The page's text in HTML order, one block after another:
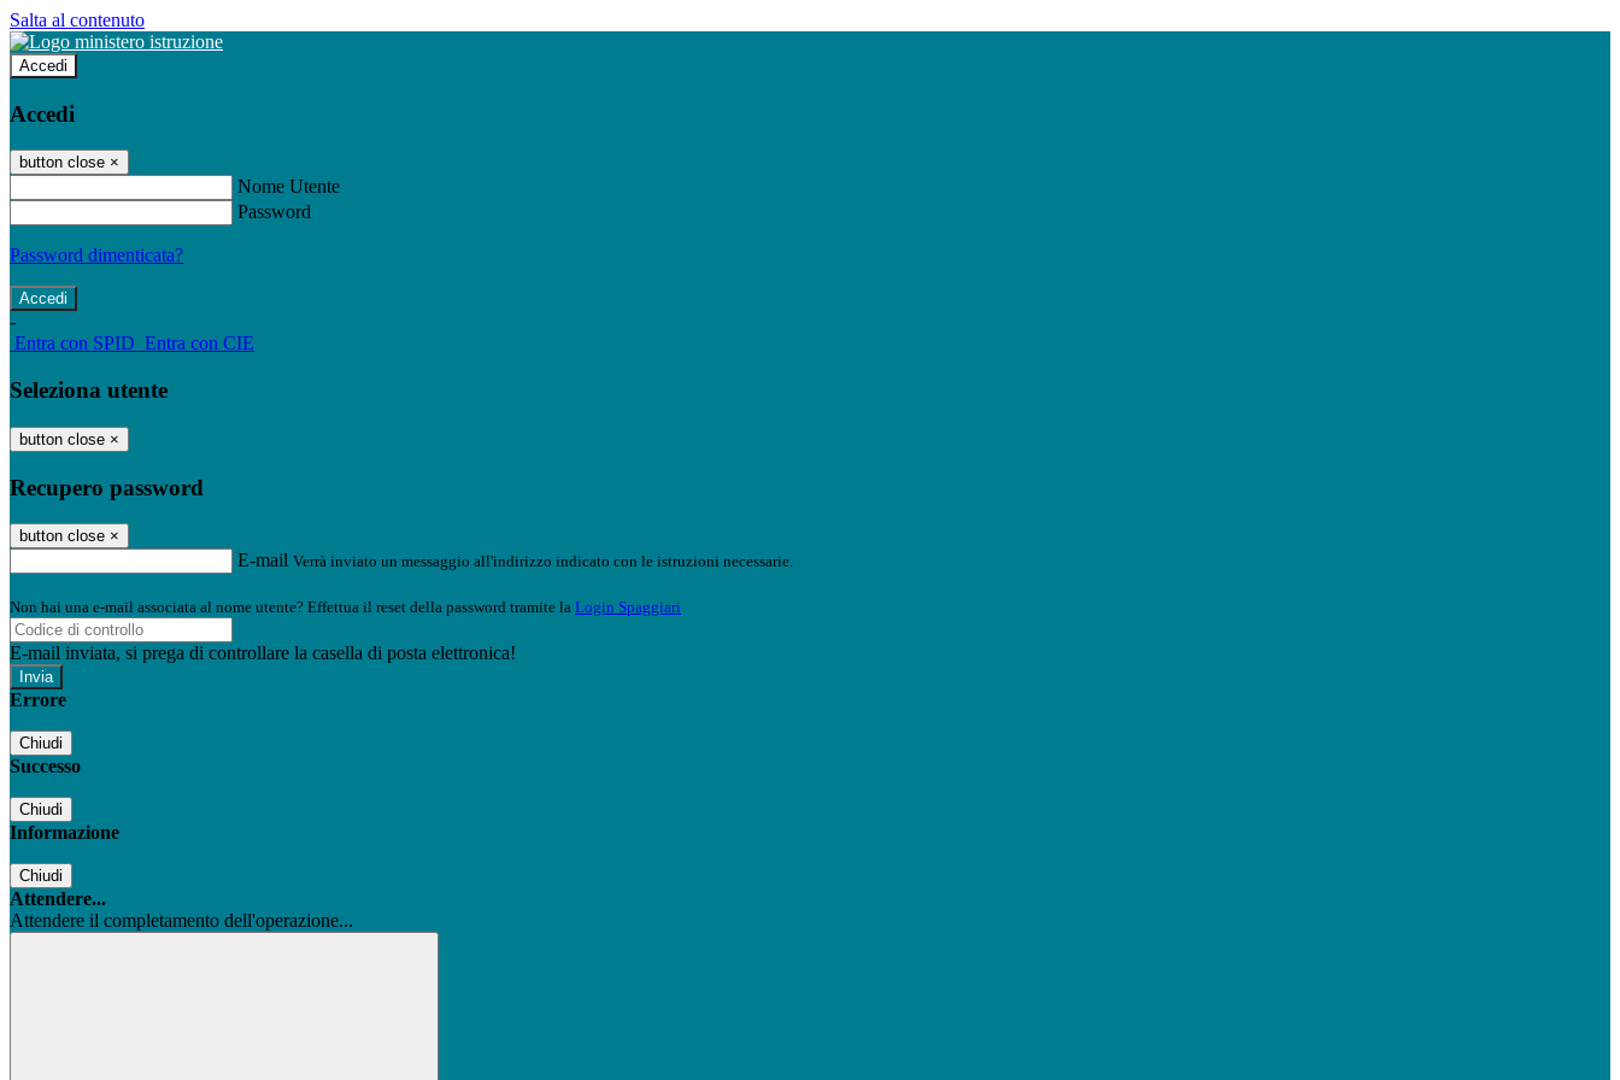
Salta al contenuto
Accedi
Accedi
button close ×
Nome Utente
Password
Password dimenticata?
-
Entra con SPID Entra con CIE
Seleziona utente
button close ×
Recupero password
button close ×
E-mail Verrà inviato un messaggio all'indirizzo indicato con le istruzioni necessarie.
Non hai una e-mail associata al nome utente? Effettua il reset della password tramite la Login Spaggiari
E-mail inviata, si prega di controllare la casella di posta elettronica!
Errore
Chiudi
Successo
Chiudi
Informazione
Chiudi
Attendere...
Attendere il completamento dell'operazione...